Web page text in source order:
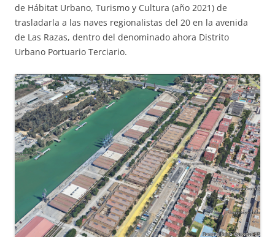
de Hábitat Urbano, Turismo y Cultura (año 2021) de
trasladarla a las naves regionalistas del 20 en la avenida
de Las Razas, dentro del denominado ahora Distrito
Urbano Portuario Terciario.